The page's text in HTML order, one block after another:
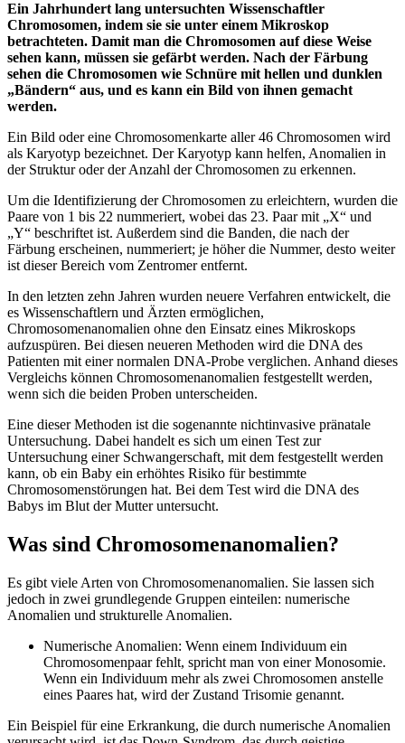
Ein Jahrhundert lang untersuchten Wissenschaftler
Chromosomen, indem sie sie unter einem Mikroskop
betrachteten. Damit man die Chromosomen auf diese Weise
sehen kann, müssen sie gefärbt werden. Nach der Färbung
sehen die Chromosomen wie Schnüre mit hellen und dunklen
„Bändern“ aus, und es kann ein Bild von ihnen gemacht
werden.
Ein Bild oder eine Chromosomenkarte aller 46 Chromosomen wird
als Karyotyp bezeichnet. Der Karyotyp kann helfen, Anomalien in
der Struktur oder der Anzahl der Chromosomen zu erkennen.
Um die Identifizierung der Chromosomen zu erleichtern, wurden die
Paare von 1 bis 22 nummeriert, wobei das 23. Paar mit „X“ und
„Y“ beschriftet ist. Außerdem sind die Banden, die nach der
Färbung erscheinen, nummeriert; je höher die Nummer, desto weiter
ist dieser Bereich vom Zentromer entfernt.
In den letzten zehn Jahren wurden neuere Verfahren entwickelt, die
es Wissenschaftlern und Ärzten ermöglichen,
Chromosomenanomalien ohne den Einsatz eines Mikroskops
aufzuspüren. Bei diesen neueren Methoden wird die DNA des
Patienten mit einer normalen DNA-Probe verglichen. Anhand dieses
Vergleichs können Chromosomenanomalien festgestellt werden,
wenn sich die beiden Proben unterscheiden.
Eine dieser Methoden ist die sogenannte nichtinvasive pränatale
Untersuchung. Dabei handelt es sich um einen Test zur
Untersuchung einer Schwangerschaft, mit dem festgestellt werden
kann, ob ein Baby ein erhöhtes Risiko für bestimmte
Chromosomenstörungen hat. Bei dem Test wird die DNA des
Babys im Blut der Mutter untersucht.
Was sind Chromosomenanomalien?
Es gibt viele Arten von Chromosomenanomalien. Sie lassen sich
jedoch in zwei grundlegende Gruppen einteilen: numerische
Anomalien und strukturelle Anomalien.
Numerische Anomalien: Wenn einem Individuum ein
Chromosomenpaar fehlt, spricht man von einer Monosomie.
Wenn ein Individuum mehr als zwei Chromosomen anstelle
eines Paares hat, wird der Zustand Trisomie genannt.
Ein Beispiel für eine Erkrankung, die durch numerische Anomalien